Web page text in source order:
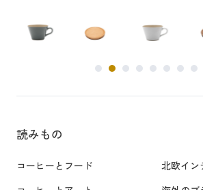
読みもの
コーヒーとフード
北欧イン